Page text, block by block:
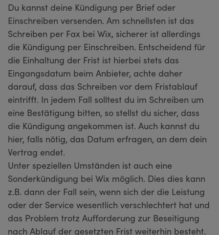
Du kannst deine Kündigung per Brief oder
Einschreiben versenden. Am schnellsten ist das
Schreiben per Fax bei Wix, sicherer ist allerdings
die Kündigung per Einschreiben. Entscheidend für
die Einhaltung der Frist ist hierbei stets das
Eingangsdatum beim Anbieter, achte daher
darauf, dass das Schreiben vor dem Fristablauf
eintrifft. In jedem Fall solltest du im Schreiben um
eine Bestätigung bitten, so stellst du sicher, dass
die Kündigung angekommen ist. Auch kannst du
hier, falls nötig, das Datum erfragen, an dem dein
Vertrag endet.
Unter speziellen Umständen ist auch eine
Sonderkündigung bei Wix möglich. Dies dies kann
z.B. dann der Fall sein, wenn sich der die Leistung
oder der Service wesentlich verschlechtert hat und
das Problem trotz Aufforderung zur Beseitigung
nach Ablauf der gesetzten Frist weiterhin besteht.